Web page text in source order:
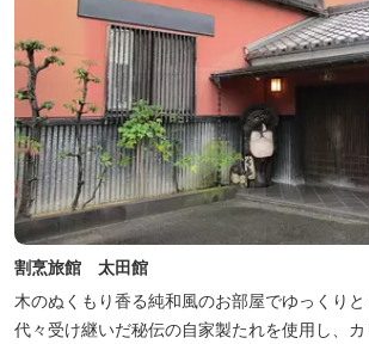
割烹旅館 太田館
木のぬくもり香る純和風のお部屋でゆっくりと
代々受け継いだ秘伝の自家製たれを使用し、